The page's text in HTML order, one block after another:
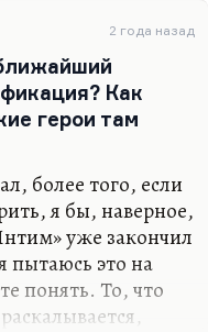
о человеческой
У Стругацкий
ужасы,…
2 года назад
Как
герои там
более того, если
я бы, наверное,
уже закончил
пытаюсь это на
понять. То, что